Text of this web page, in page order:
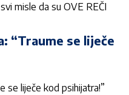
misle da su OVE REČI
“Traume se liječe
se liječe kod psihijatra!”